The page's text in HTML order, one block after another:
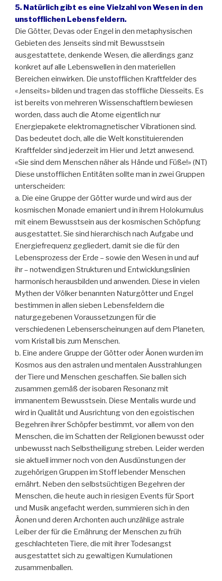
5. Natürlich gibt es eine Vielzahl von Wesen in den
unstofflichen Lebensfeldern.
Die Götter, Devas oder Engel in den metaphysischen
Gebieten des Jenseits sind mit Bewusstsein
ausgestattete, denkende Wesen, die allerdings ganz
konkret auf alle Lebenswellen in den materiellen
Bereichen einwirken. Die unstofflichen Kraftfelder des
«Jenseits» bilden und tragen das stoffliche Diesseits. Es
ist bereits von mehreren Wissenschaftlern bewiesen
worden, dass auch die Atome eigentlich nur
Energiepakete elektromagnetischer Vibrationen sind.
Das bedeutet doch, alle die Welt konstituierenden
Kraftfelder sind jederzeit im Hier und Jetzt anwesend.
«Sie sind dem Menschen näher als Hände und Füße!» (NT)
Diese unstofflichen Entitäten sollte man in zwei Gruppen
unterscheiden:
a. Die eine Gruppe der Götter wurde und wird aus der
kosmischen Monade emaniert und in ihrem Holokumulus
mit einem Bewusstsein aus der kosmischen Schöpfung
ausgestattet. Sie sind hierarchisch nach Aufgabe und
Energiefrequenz gegliedert, damit sie die für den
Lebensprozess der Erde – sowie den Wesen in und auf
ihr – notwendigen Strukturen und Entwicklungslinien
harmonisch herausbilden und anwenden. Diese in vielen
Mythen der Völker benannten Naturgötter und Engel
bestimmen in allen sieben Lebensfeldern die
naturgegebenen Voraussetzungen für die
verschiedenen Lebenserscheinungen auf dem Planeten,
vom Kristall bis zum Menschen.
b. Eine andere Gruppe der Götter oder Äonen wurden im
Kosmos aus den astralen und mentalen Ausstrahlungen
der Tiere und Menschen geschaffen. Sie ballen sich
zusammen gemäß der isobaren Resonanz mit
immanentem Bewusstsein. Diese Mentalis wurde und
wird in Qualität und Ausrichtung von den egoistischen
Begehren ihrer Schöpfer bestimmt, vor allem von den
Menschen, die im Schatten der Religionen bewusst oder
unbewusst nach Selbstheiligung streben. Leider werden
sie aktuell immer noch von den Ausdünstungen der
zugehörigen Gruppen im Stoff lebender Menschen
ernährt. Neben den selbstsüchtigen Begehren der
Menschen, die heute auch in riesigen Events für Sport
und Musik angefacht werden, summieren sich in den
Äonen und deren Archonten auch unzählige astrale
Leiber der für die Ernährung der Menschen zu früh
geschlachteten Tiere, die mit ihrer Todesangst
ausgestattet sich zu gewaltigen Kumulationen
zusammenballen.